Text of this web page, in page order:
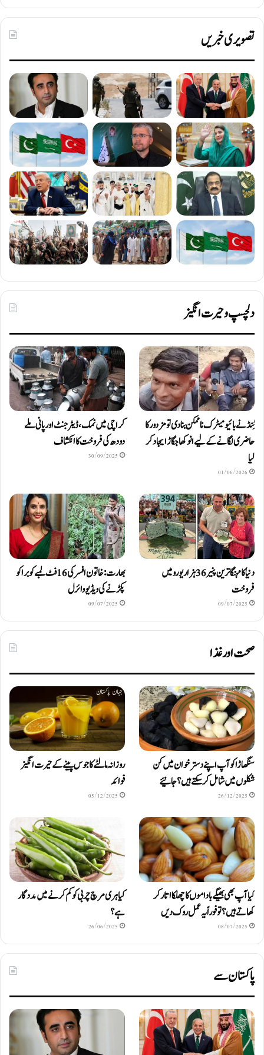
تصویری خبریں
دلچسپ و حیرت انگیز
ٹِنڈ نے بائیومیٹرک ناممکن بنا دی تو مزدور کا
حاضری لگانے کے لیے انوکھا جگاڑ ایجاد کر
لیا
01/06/2026
کراچی میں نمک، ڈیٹرجنٹ اور پانی ملے
دودھ کی فروخت کا انکشاف
30/09/2025
دنیا کا مہنگا ترین پنیر 36 ہزار یورو میں
فروخت
09/07/2025
بھارت: خاتون افسر کی 16 فٹ لمبے کوبرا کو
پکڑنے کی ویڈیو وائرل
09/07/2025
صحت اور غذا
سنگھاڑا کو آپ اپنے دستر خوان میں کن
شکلوں میں شامل کرسکتے ہیں ؟ جانیئے
26/12/2025
روزانہ مالٹے کا جوس پینے کے حیرت انگیز
فوائد
05/12/2025
کیا آپ بھی بھیگے باداموں کا چھلکا اتار کر
کھاتے ہیں؟ تو فوراً یہ عمل روک دیں
08/07/2025
کیا ہری مرچ چربی کو کم کرنے میں مددگار
ہے؟
26/06/2025
پاکستان سے